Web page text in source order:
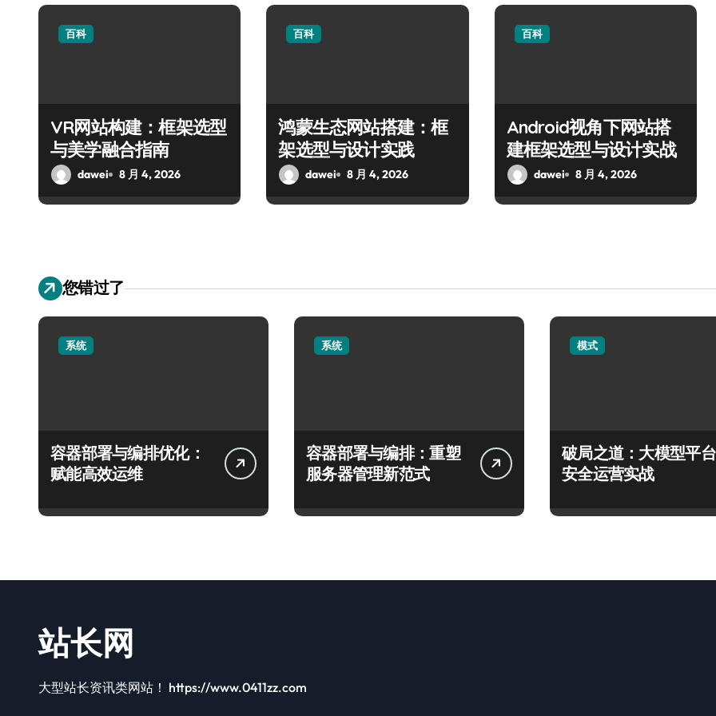
百科
VR网站构建：框架选型
与美学融合指南
dawei 8 月 4, 2026
百科
鸿蒙生态网站搭建：框
架选型与设计实践
dawei 8 月 4, 2026
百科
Android视角下网站搭
建框架选型与设计实战
dawei 8 月 4, 2026
您错过了
系统
容器部署与编排优化：
赋能高效运维
系统
容器部署与编排：重塑
服务器管理新范式
模式
破局之道：大模型平台
安全运营实战
站长网
大型站长资讯类网站！ https://www.0411zz.com